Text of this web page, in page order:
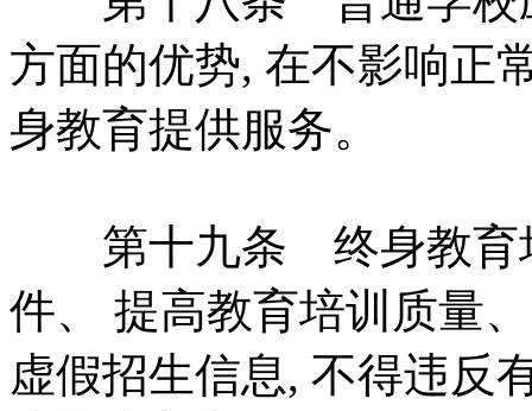
方面的优势, 在不影响正
身教育提供服务。
第十九条 终身教育
件、 提高教育培训质量
虚假招生信息, 不得违反